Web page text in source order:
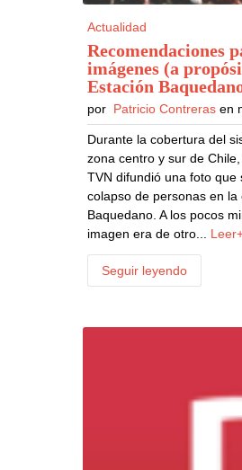
Actualidad
Recomendaciones
imágenes (a
Estación
por Patricio Contreras en
Durante la cobertura del
zona centro y sur de
TVN difundió una foto
colapso de personas en
Baquedano. A los pocos
imagen era de otro...
Seguir leyendo